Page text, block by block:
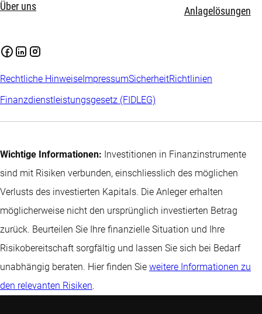
Über uns
Anlagelösungen
Rechtliche Hinweise ImpressumSicherheitRichtlinien
Finanzdienstleistungsgesetz (FIDLEG)
Wichtige Informationen: Investitionen in Finanzinstrumente
sind mit Risiken verbunden, einschliesslich des möglichen
Verlusts des investierten Kapitals. Die Anleger erhalten
möglicherweise nicht den ursprünglich investierten Betrag
zurück. Beurteilen Sie Ihre finanzielle Situation und Ihre
Risikobereitschaft sorgfältig und lassen Sie sich bei Bedarf
unabhängig beraten. Hier finden Sie weitere Informationen zu
den relevanten Risiken.